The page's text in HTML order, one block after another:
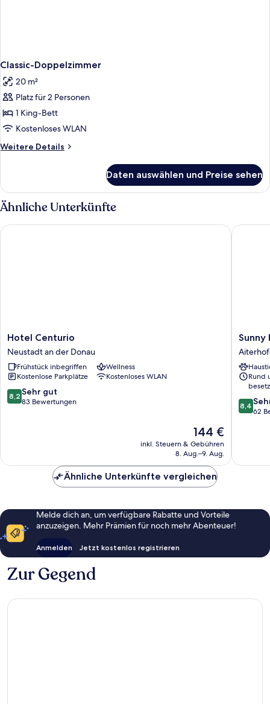
Classic-Doppelzimmer
20 m²
Platz für 2 Personen
1 King-Bett
Kostenloses WLAN
Weitere Details
Weitere
Doppelzimmer
Daten auswählen und Preise sehen
Ähnliche Unterkünfte
Hotel
Centurio
Neustadt
an
der
Donau
Hotel Centurio
Neustadt an der Donau
Frühstück inbegriffen
Wellness
Kostenlose Parkplätze
Kostenloses WLAN
8.2
von
8,2 Sehr gut
83 Bewertungen
Der
Preis
beträgt
144 €
inkl. Steuern & Gebühren
8. Aug.–9. Aug.
Hotel Centurio
Sunny
Hotel
Sunny
Rund
8.4
von
8,4
62
Sunny
Ähnliche Unterkünfte vergleichen
Melde dich an, um verfügbare Rabatte und Vorteile
anzuzeigen. Mehr Prämien für noch mehr Abenteuer!
Anmelden Jetzt kostenlos registrieren
Zur Gegend